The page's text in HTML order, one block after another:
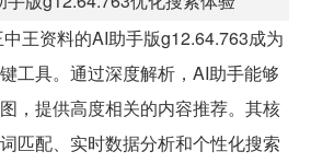
王资料的AI助手版g12.64.763成为
工具。通过深度解析，AI助手能够
，提供高度相关的内容推荐。其核
匹配、实时数据分析和个性化搜索